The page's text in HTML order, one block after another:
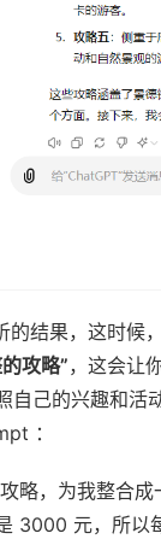
结果，这时候
攻略”，这会让
自己的兴趣和
：
略，为我整合
3000 元，所以